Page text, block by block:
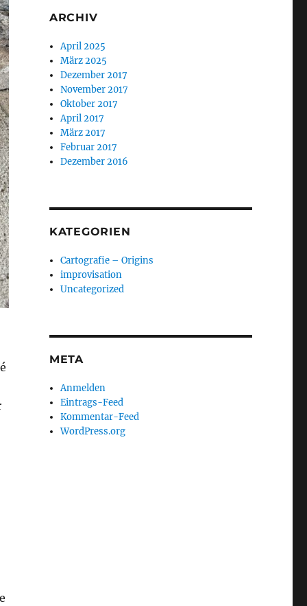
ARCHIV
April 2025
März 2025
Dezember 2017
November 2017
Oktober 2017
April 2017
März 2017
Februar 2017
Dezember 2016
KATEGORIEN
Cartografie – Origins
improvisation
Uncategorized
META
Anmelden
Eintrags-Feed
Kommentar-Feed
WordPress.org